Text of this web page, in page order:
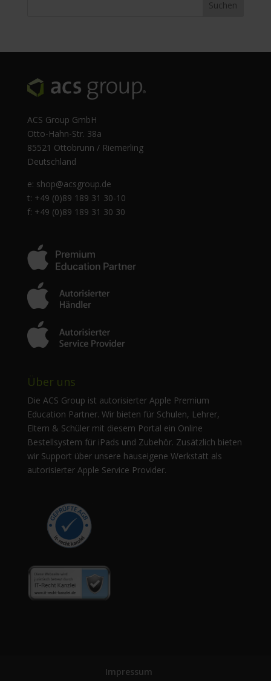
ACS Group GmbH
Otto-Hahn-Str. 38a
85521 Ottobrunn / Riemerling
Deutschland
e: shop@acsgroup.de
t: +49 (0)89 189 31 30-10
f: +49 (0)89 189 31 30 30
Über uns
Die ACS Group ist autorisierter Apple Premium
Education Partner. Wir bieten für Schulen, Lehrer,
Eltern & Schüler mit diesem Portal ein Online
Bestellsystem für iPads und Zubehör. Zusätzlich bieten
wir Support über unsere hauseigene Werkstatt als
autorisierter Apple Service Provider.
Impressum